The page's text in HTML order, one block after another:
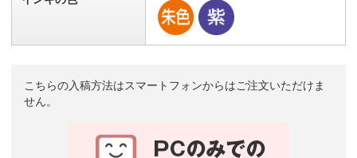
こちらの入稿方法はスマートフォンからはご注文いただけま
せん。